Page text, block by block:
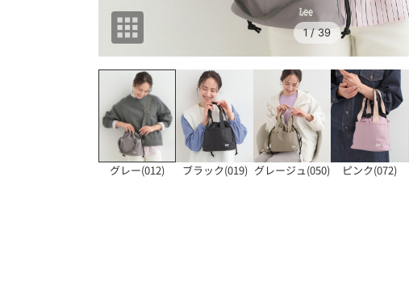
1/ 39
グレー(012) ブラック(019) グレージュ(050) ピンク(072)